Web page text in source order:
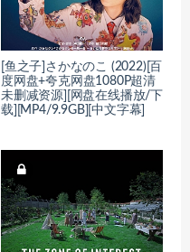
[鱼之子]さかなのこ (2022)[百
度网盘+夸克网盘1080P超清
未删减资源][网盘在线播放/下
载][MP4/9.9GB][中文字幕]